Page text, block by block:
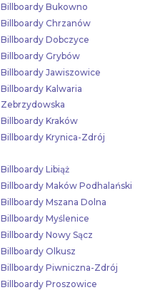
Billboardy Bukowno
Billboardy Chrzanów
Billboardy Dobczyce
Billboardy Grybów
Billboardy Jawiszowice
Billboardy Kalwaria
Zebrzydowska
Billboardy Kraków
Billboardy Krynica-Zdrój
Billboardy Libiąż
Billboardy Maków Podhalański
Billboardy Mszana Dolna
Billboardy Myślenice
Billboardy Nowy Sącz
Billboardy Olkusz
Billboardy Piwniczna-Zdrój
Billboardy Proszowice